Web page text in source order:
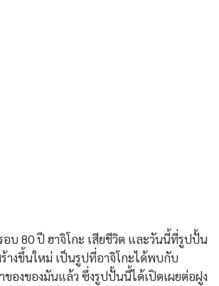
บ 80 ปี ฮาจิโกะ เสียชีวิต และวันนี้ที่รูปปั้น
างขึ้นใหม่ เป็นรูปที่อาจิโกะได้พบกับ
าของของมันแล้ว ซึ่งรูปปั้นนี้ได้เปิดเผยต่อฝูง